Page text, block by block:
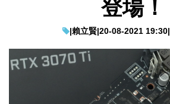
登場！
|賴立賢|20-08-2021 19:30|